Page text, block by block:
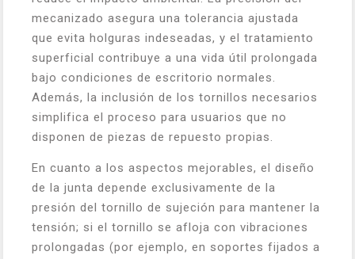
mecanizado asegura una tolerancia ajustada
que evita holguras indeseadas, y el tratamiento
superficial contribuye a una vida útil prolongada
bajo condiciones de escritorio normales.
Además, la inclusión de los tornillos necesarios
simplifica el proceso para usuarios que no
disponen de piezas de repuesto propias.
En cuanto a los aspectos mejorables, el diseño
de la junta depende exclusivamente de la
presión del tornillo de sujeción para mantener la
tensión; si el tornillo se afloja con vibraciones
prolongadas (por ejemplo, en soportes fijados a